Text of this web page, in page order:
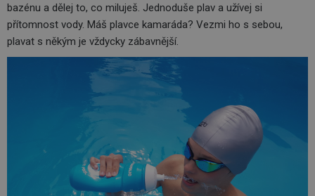
bazénu a dělej to, co miluješ. Jednoduše plav a užívej si
přítomnost vody. Máš plavce kamaráda­­? Vezmi ho s sebou,
plavat s někým je vždycky zábavnější.